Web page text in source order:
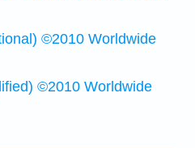
©2010 Worldwide
©2010 Worldwide